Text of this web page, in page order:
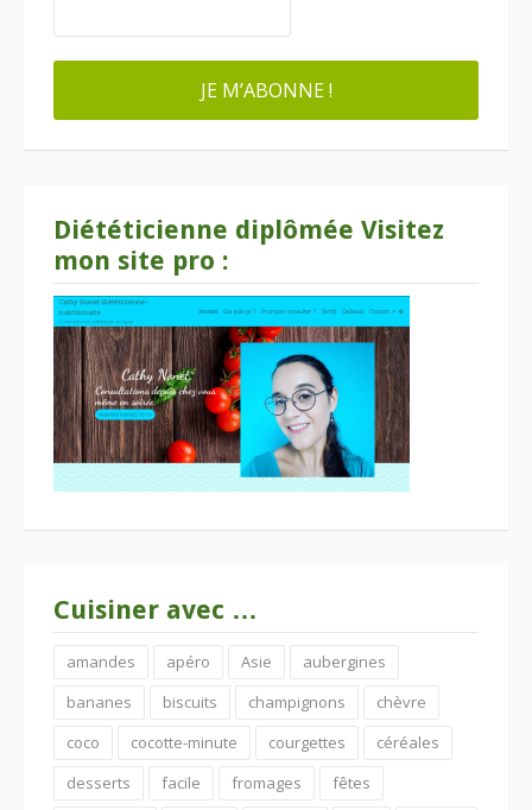
Diététicienne diplômée Visitez
mon site pro :
Cuisiner avec …
amandes apéro Asie
aubergines
bananes
biscuits champignons
chèvre
coco
cocotte-minute courgettes
céréales
desserts
facile fromages
fêtes